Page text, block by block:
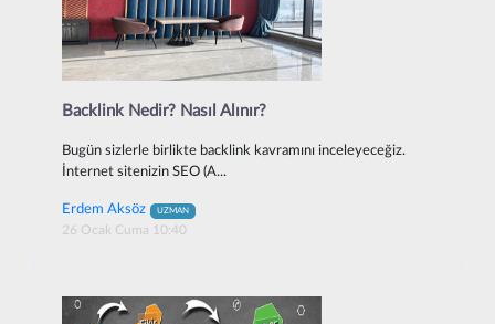
Backlink Nedir? Nasıl Alınır?
Bugün sizlerle birlikte backlink kavramını inceleyeceğiz.
İnternet sitenizin SEO (A...
Erdem Aksöz UZMAN
26 Ocak Cuma 10:40